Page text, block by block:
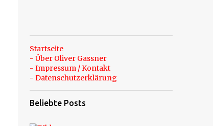
Startseite
- Über Oliver Gassner
- Impressum / Kontakt
- Datenschutzerklärung
Beliebte Posts